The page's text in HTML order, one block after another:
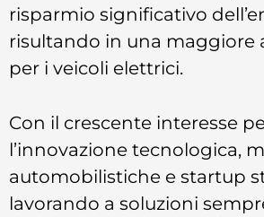
risparmio significativo
risultando in una maggiore
per i veicoli elettrici.
Con il crescente interesse
l’innovazione tecnologica,
automobilistiche e startup
lavorando a soluzioni